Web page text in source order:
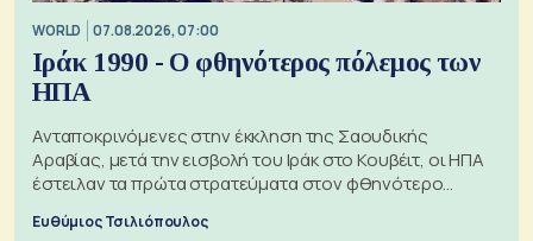
WORLD 07.08.2026, 07:00
Ιράκ 1990 - Ο φθηνότερος πόλεμος των
ΗΠΑ
Ανταποκρινόμενες στην έκκληση της Σαουδικής
Αραβίας, μετά την εισβολή του Ιράκ στο Κουβέιτ, οι ΗΠΑ
έστειλαν τα πρώτα στρατεύματα στον φθηνότερο
Ευθύμιος Τσιλιόπουλος